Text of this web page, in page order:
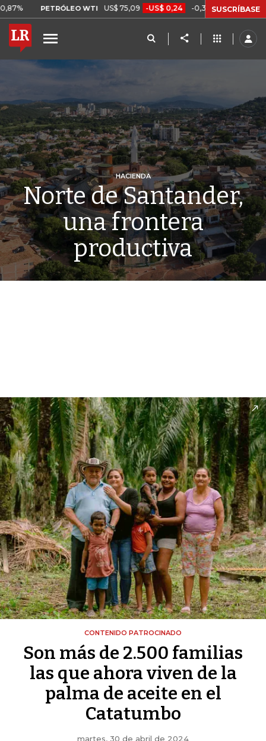
WTI US$ 75,09 -US$ 0,24 -0,32% CAFÉ COLOMBIAN MILDS
SUSCRÍBASE
HACIENDA
Norte de Santander,
una frontera
productiva
CONTENIDO PATROCINADO
Son más de 2.500 familias
las que ahora viven de la
palma de aceite en el
Catatumbo
martes, 30 de abril de 2024